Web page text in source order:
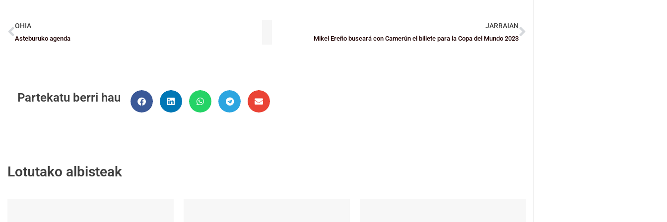
OHIA
Asteburuko agenda
JARRAIAN
Mikel Ereño buscará con Camerún el billete para la Copa del Mundo 2023
Partekatu berri hau
Lotutako albisteak